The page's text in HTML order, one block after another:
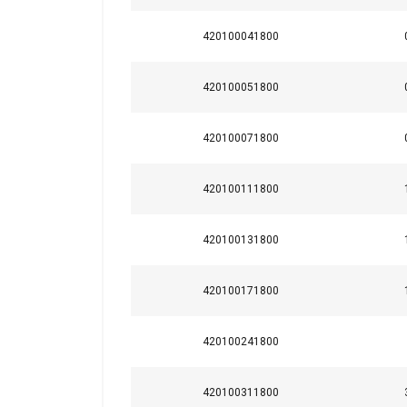
420100041800
420100051800
420100071800
420100111800
420100131800
420100171800
420100241800
420100311800
Ce site Web
partageons
publicité et
qu'ils ont